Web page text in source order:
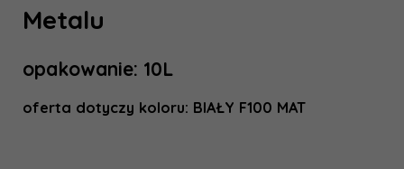
Metalu
opakowanie: 10L
oferta dotyczy koloru: BIAŁY F100 MAT